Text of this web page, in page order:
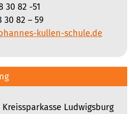
30 82 -51
30 82 – 59
kullen-schule.de
Ludwigsburg